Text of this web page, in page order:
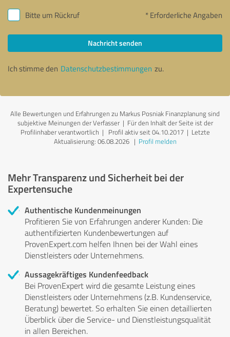
Bitte um Rückruf * Erforderliche Angaben
Nachricht senden
Ich stimme den Datenschutzbestimmungen zu.
Alle Bewertungen und Erfahrungen zu Markus Posniak Finanzplanung sind
subjektive Meinungen der Verfasser | Für den Inhalt der Seite ist der
Profilinhaber verantwortlich | Profil aktiv seit 04.10.2017 | Letzte
Aktualisierung: 06.08.2026| Profil melden
Mehr Transparenz und Sicherheit bei der
Expertensuche
Authentische Kundenmeinungen
Profitieren Sie von Erfahrungen anderer Kunden: Die
authentifizierten Kundenbewertungen auf
ProvenExpert.com helfen Ihnen bei der Wahl eines
Dienstleisters oder Unternehmens.
Aussagekräftiges Kundenfeedback
Bei ProvenExpert wird die gesamte Leistung eines
Dienstleisters oder Unternehmens (z.B. Kundenservice,
Beratung) bewertet. So erhalten Sie einen detaillierten
Überblick über die Service- und Dienstleistungsqualität
in allen Bereichen.